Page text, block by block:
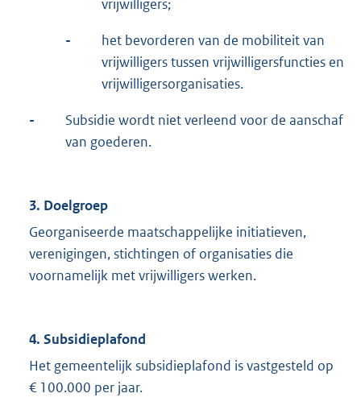
vrijwilligers;
-
het bevorderen van de mobiliteit van
vrijwilligers tussen vrijwilligersfuncties en
vrijwilligersorganisaties.
-
Subsidie wordt niet verleend voor de aanschaf
van goederen.
3. Doelgroep
Georganiseerde maatschappelijke initiatieven,
verenigingen, stichtingen of organisaties die
voornamelijk met vrijwilligers werken.
4. Subsidieplafond
Het gemeentelijk subsidieplafond is vastgesteld op
€ 100.000 per jaar.